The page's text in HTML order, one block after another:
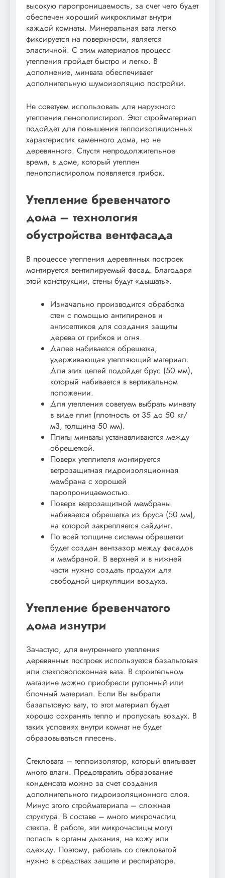
высокую паропроницаемость, за счет чего будет
обеспечен хороший микроклимат внутри
каждой комнаты. Минеральная вата легко
фиксируется на поверхности, является
эластичной. С этим материалов процесс
утепления пройдет быстро и легко. В
дополнение, минвата обеспечивает
дополнительную шумоизоляцию постройки.
Не советуем использовать для наружного
утепления пенополистирол. Этот стройматериал
подойдет для повышения теплоизоляционных
характеристик каменного дома, но не
деревянного. Спустя непродолжительное
время, в доме, который утеплен
пенополистиролом появляется грибок.
Утепление бревенчатого
дома – технология
обустройства вентфасада
В процессе утепления деревянных построек
монтируется вентилируемый фасад. Благодаря
этой конструкции, стены будут «дышать».
Изначально производится обработка
стен с помощью антипиренов и
антисептиков для создания защиты
дерева от грибков и огня.
Далее набивается обрешетка,
удерживающая утепляющий материал.
Для этих целей подойдет брус (50 мм),
который набивается в вертикальном
положении.
Для утепления советуем выбрать минвату
в виде плит (плотность от 35 до 50 кг/
м3, толщина 50 мм).
Плиты минваты устанавливаются между
обрешеткой.
Поверх утеплителя монтируется
ветрозащитная гидроизоляционная
мембрана с хорошей
паропроницаемостью.
Поверх ветрозащитной мембраны
набивается обрешетка из бруса (50 мм),
на которой закрепляется сайдинг.
По всей толщине системы обрешетки
будет создан вентзазор между фасадов
и мембраной. В верхней и в нижней
части нужно создать продухи для
свободной циркуляции воздуха.
Утепление бревенчатого
дома изнутри
Зачастую, для внутреннего утепления
деревянных построек используется базальтовая
или стекловолоконная вата. В строительном
магазине можно приобрести рулонный или
блочный материал. Если Вы выбрали
базальтовую вату, то этот материал будет
хорошо сохранять тепло и пропускать воздух. В
таких условиях внутри комнат не будет
образовываться плесень.
Стекловата – теплоизолятор, который впитывает
много влаги. Предотвратить образование
конденсата можно за счет создания
дополнительного гидроизоляционного слоя.
Минус этого стройматериала – сложная
структура. В составе – много микрочастиц
стекла. В работе, эти микрочастицы могут
попасть в органы дыхания, на кожу или
одежду. Поэтому, работать со стекловатой
нужно в средствах защите и респираторе.